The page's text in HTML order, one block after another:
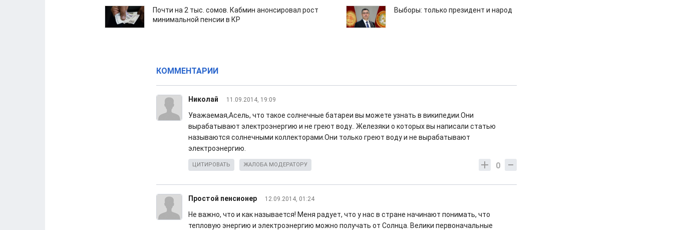
Почти на 2 тыс. сомов. Кабмин анонсировал рост
минимальной пенсии в КР
Выборы: только президент и народ
КОММЕНТАРИИ
Николай 11.09.2014, 19:09
Уважаемая,Асель, что такое солнечные батареи вы можете узнать в википедии.Они
вырабатывают электроэнергию и не греют воду.. Железяки о которых вы написали статью
называются солнечными коллекторами.Они только греют воду и не вырабатывают
электроэнергию.
0
ЦИТИРОВАТЬ ЖАЛОБА МОДЕРАТОРУ
Простой пенсионер 12.09.2014, 01:24
Не важно, что и как называется! Меня радует, что у нас в стране начинают понимать, что
тепловую энергию и электроэнергию можно получать от Солнца. Велики первоначальные